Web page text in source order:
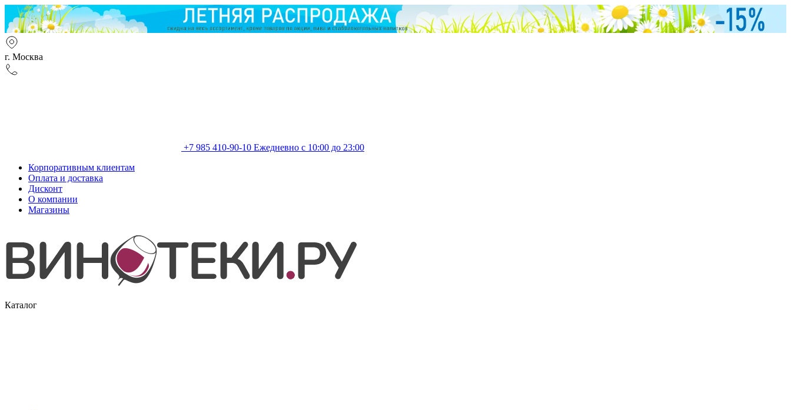
г. Москва
+7 985 410-90-10 Ежедневно с 10:00 до 23:00
Корпоративным клиентам
Оплата и доставка
Дисконт
О компании
Магазины
Каталог